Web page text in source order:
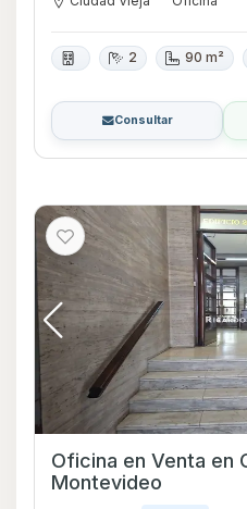
2 90 m²
Consultar
Oficina en Venta en Ciudad Vieja,
Montevideo